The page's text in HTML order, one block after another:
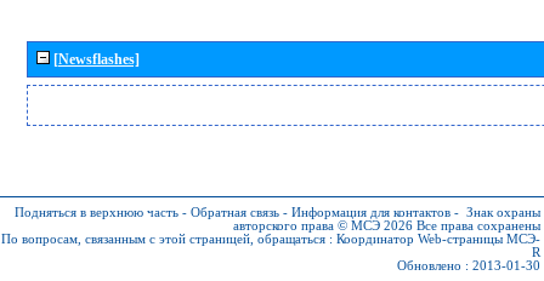
[Newsflashes]
Подняться в верхнюю часть - Обратная связь - Информация для контактов - Знак охраны
авторского права © МСЭ 2026 Все права сохранены
По вопросам, связанным с этой страницей, обращаться : Координатор Web-страницы МСЭ-
R
Обновлено : 2013-01-30